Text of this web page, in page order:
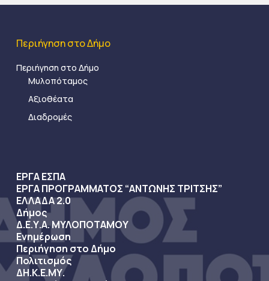
Περιήγηση στο Δήμο
Περιήγηση στο Δήμο
Μυλοπόταμος
Αξιοθέατα
Διαδρομές
ΕΡΓΑ ΕΣΠΑ
ΕΡΓΑ ΠΡΟΓΡΑΜΜΑΤΟΣ “ΑΝΤΩΝΗΣ ΤΡΙΤΣΗΣ”
ΕΛΛΑΔΑ 2.0
Δήμος
Δ.Ε.Υ.Α. ΜΥΛΟΠΟΤΑΜΟΥ
Ενημέρωση
Περιήγηση στο Δήμο
Πολιτισμός
ΔΗ.Κ.Ε.ΜΥ.